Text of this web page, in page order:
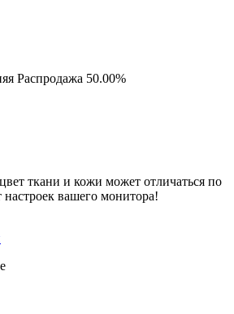
Распродажа 50.00%
ткани и кожи может отличаться по
настроек вашего монитора!